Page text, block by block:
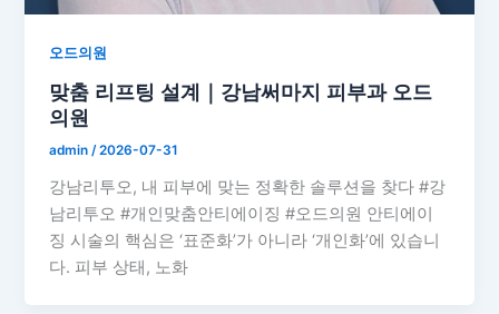
오드의원
맞춤 리프팅 설계｜강남써마지 피부과 오드
의원
admin/2026-07-31
강남리투오, 내 피부에 맞는 정확한 솔루션을 찾다 #강
남리투오 #개인맞춤안티에이징 #오드의원 안티에이
징 시술의 핵심은 ‘표준화’가 아니라 ‘개인화’에 있습니
다. 피부 상태, 노화